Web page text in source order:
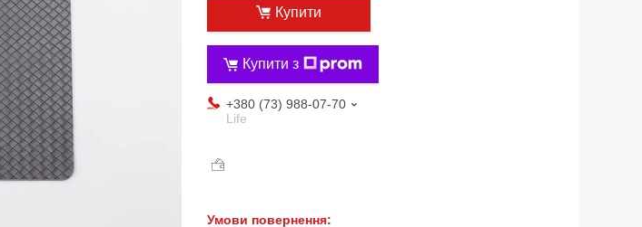
Купити
Купити з
+380 (73) 988-07-70
Life